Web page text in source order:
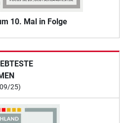
10. Mal in Folge
09/25)